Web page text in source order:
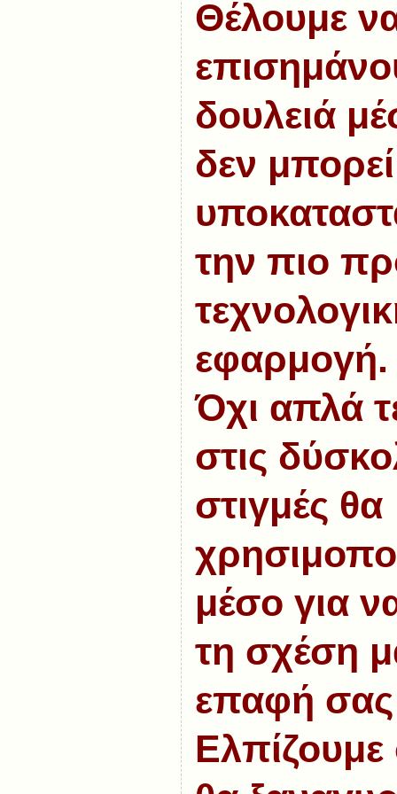
Θέλουμε
δουλειά
δεν
την πιο
Όχι απλά
στις
στιγμές θα
μέσο για
τη σχέση
επαφή σας
Ελπίζουμε